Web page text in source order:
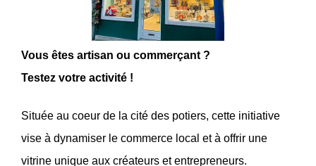
Vous êtes artisan ou commerçant ?
Testez votre activité !
Située au coeur de la cité des potiers, cette initiative
vise à dynamiser le commerce local et à offrir une
vitrine unique aux créateurs et entrepreneurs.